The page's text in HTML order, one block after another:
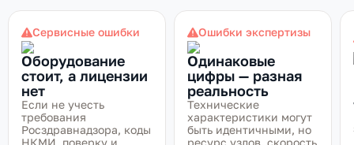
Сервисные ошибки
Оборудование
стоит, а лицензии
нет
Если не учесть
требования
Росздравнадзора, коды
НКМИ, поверку и
Ошибки экспертизы
Одинаковые
цифры — разная
реальность
Технические
характеристики могут
быть идентичными, но
ресурс узлов, скорость